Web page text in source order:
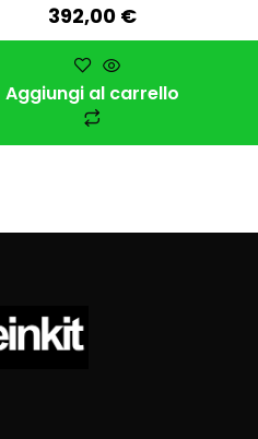
392,00 €
Aggiungi al carrello